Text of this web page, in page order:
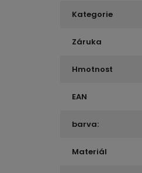
Kategorie
Záruka
Hmotnost
EAN
barva:
Materiál